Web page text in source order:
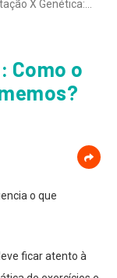
X Genética:…
Como o
ficar atento à